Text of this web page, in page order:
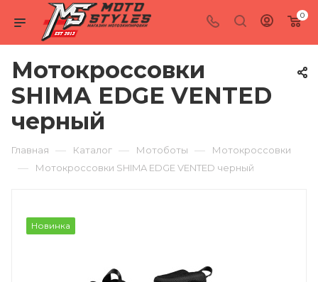
0
Мотокроссовки
SHIMA EDGE VENTED
черный
Главная — Каталог — Мотоботы — Мотокроссовки
— Мотокроссовки SHIMA EDGE VENTED черный
Новинка